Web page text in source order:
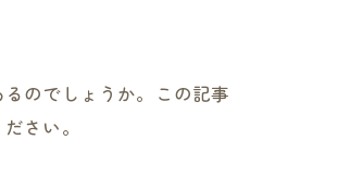
のでしょうか。この記事
さい。